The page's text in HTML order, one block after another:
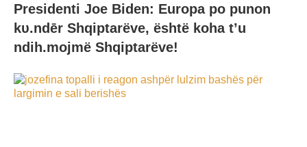
Presidenti Joe Biden: Europa po punon
kυ.ndēr Shqiptarëve, është koha t’u
ndih.mojmë Shqiptarëve!